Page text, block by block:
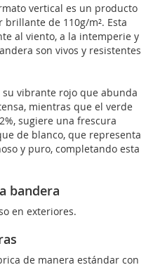
vertical es un producto
de 110g/m². Esta
al viento, a la intemperie y
son vivos y resistentes
su vibrante rojo que abunda
mientras que el verde
sugiere una frescura
de blanco, que representa
y puro, completando esta
bandera
en exteriores.
de manera estándar con